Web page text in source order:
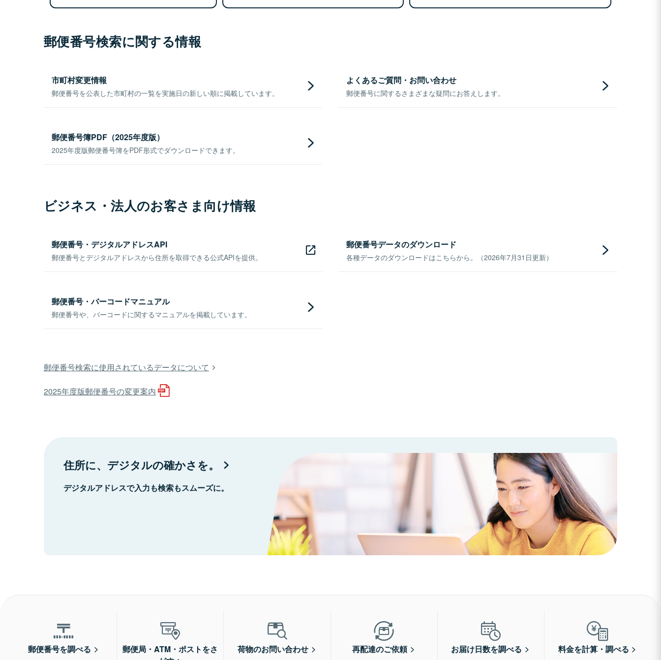
郵便番号検索に関する情報
市町村変更情報
郵便番号を公表した市町村の一覧を実施日の新しい順に掲載しています。
よくあるご質問・お問い合わせ
郵便番号に関するさまざまな疑問にお答えします。
郵便番号簿PDF（2025年度版）
2025年度版郵便番号簿をPDF形式でダウンロードできます。
ビジネス・法人のお客さま向け情報
郵便番号・デジタルアドレスAPI
郵便番号とデジタルアドレスから住所を取得できる公式APIを提供。
郵便番号データのダウンロード
各種データのダウンロードはこちらから。（2026年7月31日更新）
郵便番号・バーコードマニュアル
郵便番号や、バーコードに関するマニュアルを掲載しています。
郵便番号検索に使用されているデータについて
2025年度版郵便番号の変更案内
住所に、デジタルの確かさを。
デジタルアドレスで入力も検索もスムーズに。
郵便番号を調べる
郵便局・ATM・ポストをさ
荷物のお問い合わせ 再配達のご依頼 お届け日数を調べる 料金を計算・調べる